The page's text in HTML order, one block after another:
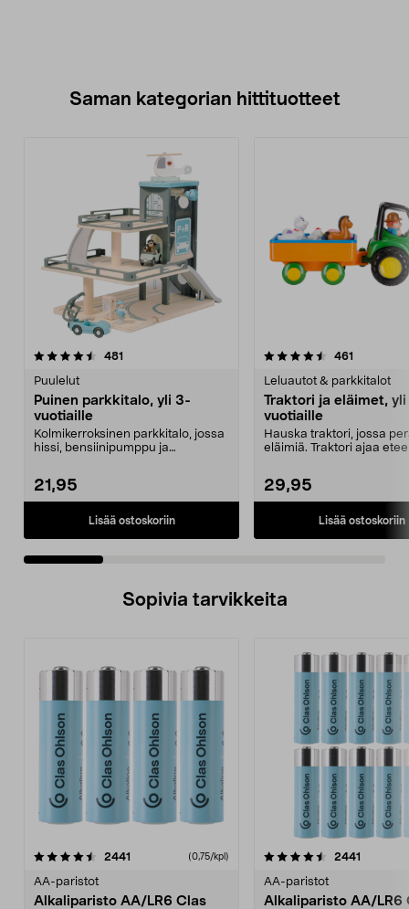
Saman kategorian hittituotteet
481
Puulelut
Puinen parkkitalo, yli 3-
vuotiaille
Kolmikerroksinen parkkitalo, jossa
hissi, bensiinipumppu ja
21,95
Lisää ostoskoriin
4.5 viidestä
461
Leluautot & parkkitalot
Traktori ja eläimet, yli
vuotiaille
Hauska traktori, jossa
eläimiä. Traktori ajaa
29,95
Lisää ostoskoriin
4.5 viidestä
Sopivia tarvikkeita
2441 (0,75/kpl)
AA-paristot
Alkaliparisto AA/LR6 Clas
4.5viidestä
2441
AA-paristot
Alkaliparisto AA/LR6
4.5viidestä